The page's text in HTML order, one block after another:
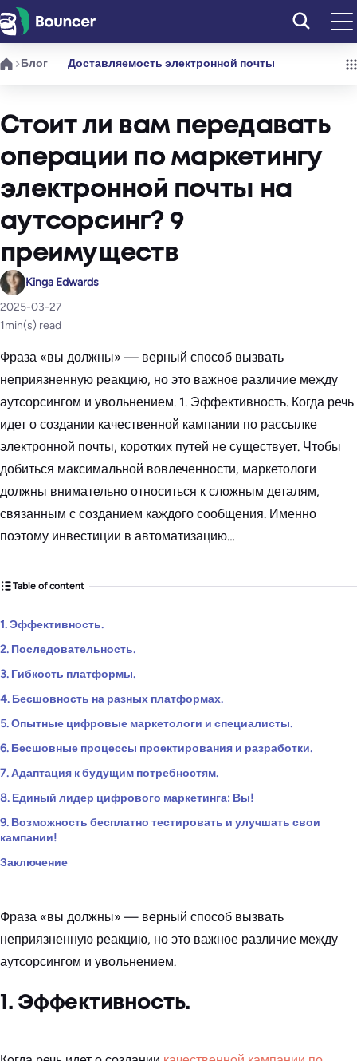
Перейти
к
содержимому
Блог Доставляемость электронной почты
Стоит ли вам передавать
операции по маркетингу
электронной почты на
аутсорсинг? 9
преимуществ
Kinga Edwards
2025-03-27
1min(s) read
Фраза «вы должны» — верный способ вызвать
неприязненную реакцию, но это важное различие между
аутсорсингом и увольнением. 1. Эффективность. Когда речь
идет о создании качественной кампании по рассылке
электронной почты, коротких путей не существует. Чтобы
добиться максимальной вовлеченности, маркетологи
должны внимательно относиться к сложным деталям,
связанным с созданием каждого сообщения. Именно
поэтому инвестиции в автоматизацию…
Table of content
1. Эффективность.
2. Последовательность.
3. Гибкость платформы.
4. Бесшовность на разных платформах.
5. Опытные цифровые маркетологи и специалисты.
6. Бесшовные процессы проектирования и разработки.
7. Адаптация к будущим потребностям.
8. Единый лидер цифрового маркетинга: Вы!
9. Возможность бесплатно тестировать и улучшать свои
кампании!
Заключение
Фраза «вы должны» — верный способ вызвать
неприязненную реакцию, но это важное различие между
аутсорсингом и увольнением.
1. Эффективность.